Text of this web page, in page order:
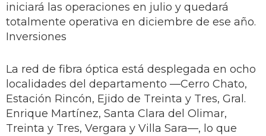
iniciará las operaciones en julio y quedará
totalmente operativa en diciembre de ese año.
Inversiones
La red de fibra óptica está desplegada en ocho
localidades del departamento —Cerro Chato,
Estación Rincón, Ejido de Treinta y Tres, Gral.
Enrique Martínez, Santa Clara del Olimar,
Treinta y Tres, Vergara y Villa Sara—, lo que